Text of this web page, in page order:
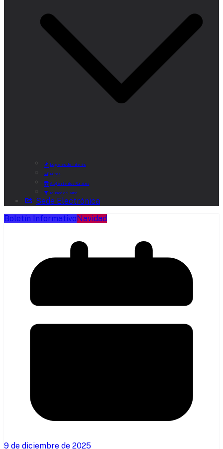
Lugares de Interés
Rutas
Alojamientos Rurales
Museo del Vino
Sede Electrónica
Boletín Informativo Navidad
9 de diciembre de 2025